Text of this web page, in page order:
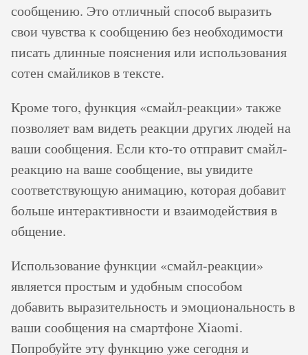
сообщению. Это отличный способ выразить
свои чувства к сообщению без необходимости
писать длинные пояснения или использования
сотен смайликов в тексте.
Кроме того, функция «смайл-реакции» также
позволяет вам видеть реакции других людей на
ваши сообщения. Если кто-то отправит смайл-
реакцию на ваше сообщение, вы увидите
соответствующую анимацию, которая добавит
больше интерактивности и взаимодействия в
общение.
Использование функции «смайл-реакции»
является простым и удобным способом
добавить выразительность и эмоциональность в
ваши сообщения на смартфоне Xiaomi.
Попробуйте эту функцию уже сегодня и